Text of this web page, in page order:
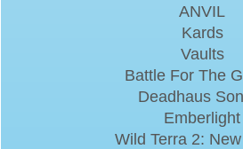
ANVIL
Kards
Vaults
Battle For The
Deadhaus
Emberlight
Wild Terra 2: